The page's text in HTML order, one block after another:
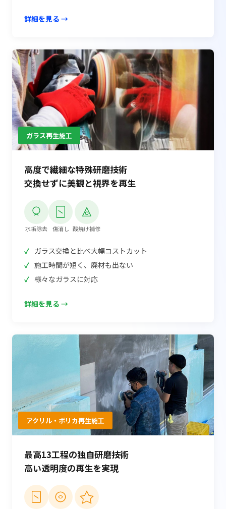
詳細を見る →
ガラス再生施工
高度で繊細な特殊研磨技術
交換せずに美観と視界を再生
水垢除去 傷消し 酸焼け補修
ガラス交換と比べ大幅コストカット
施工時間が短く、廃材も出ない
様々なガラスに対応
詳細を見る →
アクリル・ポリカ再生施工
最高13工程の独自研磨技術
高い透明度の再生を実現